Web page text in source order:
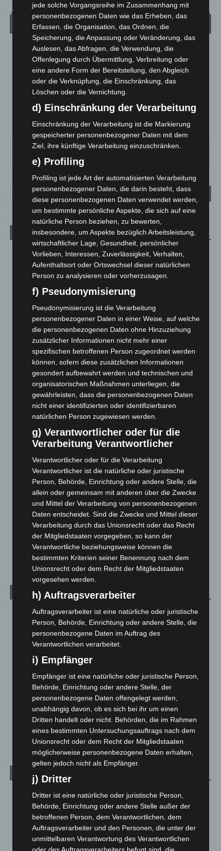
LANGENHAGEN
Klarer Himmel
25.1°C 25.5 °
34% 2.6m/s 6%
SA.
26°
SO.
34
MO. DI.
Aktuelle Beiträge
Kunst trifft Weingenuss: Barbara-Susann Mehring zeigt ihre
Werke im Jacques’ Wein-Depot Isernhagen
8. August 2026
A2: Zweite Turbobaustelle startet zwischen Hannover-West
Niedersachsen: Feuerwehrkräfte kehren nach
Waldbrandeinsatz aus Spanien zurück
7. August 2026
Hannover: Erste Tigermücken-Population in Niedersachsen
entdeckt
7. August 2026
Brand im „Haus der Begegnung“ in Neuwarmbüchen schnell
6. August 2026
Region Hannover: 21 neue Notfallsanitäter starten beim
Roten Kreuz
5. August 2026
Mann läuft mit Hockeyschläger über A7 – Polizei sucht
Zeugen
5. August 2026
Celle: Mensch stirbt bei Bagger-Unfall auf Baustelle
Kategorien
Blaulicht
2.799
Corona-News
Hannover und Region
Langenhagen und Ortsteile
Leserbriefe
Menschen
Über uns
Veranstaltungen
1.888
1.271
Archiv
August 2026(14)
Juli 2026(73)
Juni 2026
Mai 2026(99)
jede solche Vorgangsreihe im Zusammenhang mit
personenbezogenen Daten wie das Erheben, das
Erfassen, die Organisation, das Ordnen, die
Speicherung, die Anpassung oder Veränderung, das
Auslesen, das Abfragen, die Verwendung, die
Offenlegung durch Übermittlung, Verbreitung oder
eine andere Form der Bereitstellung, den Abgleich
oder die Verknüpfung, die Einschränkung, das
Löschen oder die Vernichtung.
d) Einschränkung der Verarbeitung
Einschränkung der Verarbeitung ist die Markierung
gespeicherter personenbezogener Daten mit dem
Ziel, ihre künftige Verarbeitung einzuschränken.
e) Profiling
Profiling ist jede Art der automatisierten Verarbeitung
personenbezogener Daten, die darin besteht, dass
diese personenbezogenen Daten verwendet werden,
um bestimmte persönliche Aspekte, die sich auf eine
natürliche Person beziehen, zu bewerten,
insbesondere, um Aspekte bezüglich Arbeitsleistung,
wirtschaftlicher Lage, Gesundheit, persönlicher
Vorlieben, Interessen, Zuverlässigkeit, Verhalten,
Aufenthaltsort oder Ortswechsel dieser natürlichen
Person zu analysieren oder vorherzusagen.
f) Pseudonymisierung
Pseudonymisierung ist die Verarbeitung
personenbezogener Daten in einer Weise, auf welche
die personenbezogenen Daten ohne Hinzuziehung
zusätzlicher Informationen nicht mehr einer
spezifischen betroffenen Person zugeordnet werden
können, sofern diese zusätzlichen Informationen
gesondert aufbewahrt werden und technischen und
organisatorischen Maßnahmen unterliegen, die
gewährleisten, dass die personenbezogenen Daten
nicht einer identifizierten oder identifizierbaren
natürlichen Person zugewiesen werden.
g) Verantwortlicher oder für die
Verarbeitung Verantwortlicher
Verantwortlicher oder für die Verarbeitung
Verantwortlicher ist die natürliche oder juristische
Person, Behörde, Einrichtung oder andere Stelle, die
allein oder gemeinsam mit anderen über die Zwecke
und Mittel der Verarbeitung von personenbezogenen
Daten entscheidet. Sind die Zwecke und Mittel dieser
Verarbeitung durch das Unionsrecht oder das Recht
der Mitgliedstaaten vorgegeben, so kann der
Verantwortliche beziehungsweise können die
bestimmten Kriterien seiner Benennung nach dem
Unionsrecht oder dem Recht der Mitgliedstaaten
vorgesehen werden.
h) Auftragsverarbeiter
Auftragsverarbeiter ist eine natürliche oder juristische
Person, Behörde, Einrichtung oder andere Stelle, die
personenbezogene Daten im Auftrag des
Verantwortlichen verarbeitet.
i) Empfänger
Empfänger ist eine natürliche oder juristische Person,
Behörde, Einrichtung oder andere Stelle, der
personenbezogene Daten offengelegt werden,
unabhängig davon, ob es sich bei ihr um einen
Dritten handelt oder nicht. Behörden, die im Rahmen
eines bestimmten Untersuchungsauftrags nach dem
Unionsrecht oder dem Recht der Mitgliedstaaten
möglicherweise personenbezogene Daten erhalten,
gelten jedoch nicht als Empfänger.
j) Dritter
Dritter ist eine natürliche oder juristische Person,
Behörde, Einrichtung oder andere Stelle außer der
betroffenen Person, dem Verantwortlichen, dem
Auftragsverarbeiter und den Personen, die unter der
unmittelbaren Verantwortung des Verantwortlichen